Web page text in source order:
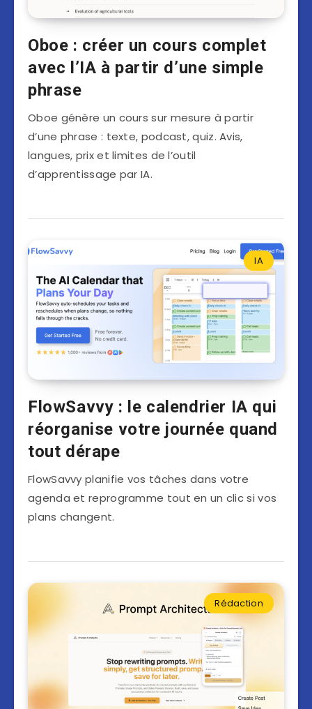
Oboe : créer un cours complet
avec l’IA à partir d’une simple
phrase
Oboe génère un cours sur mesure à partir
d’une phrase : texte, podcast, quiz. Avis,
langues, prix et limites de l’outil
d’apprentissage par IA.
IA
FlowSavvy : le calendrier IA qui
réorganise votre journée quand
tout dérape
FlowSavvy planifie vos tâches dans votre
agenda et reprogramme tout en un clic si vos
plans changent.
Rédaction